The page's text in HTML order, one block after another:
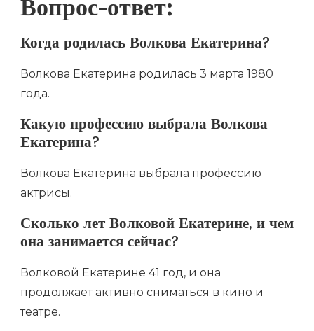
Вопрос-ответ:
Когда родилась Волкова Екатерина?
Волкова Екатерина родилась 3 марта 1980
года.
Какую профессию выбрала Волкова
Екатерина?
Волкова Екатерина выбрала профессию
актрисы.
Сколько лет Волковой Екатерине, и чем
она занимается сейчас?
Волковой Екатерине 41 год, и она
продолжает активно сниматься в кино и
театре.